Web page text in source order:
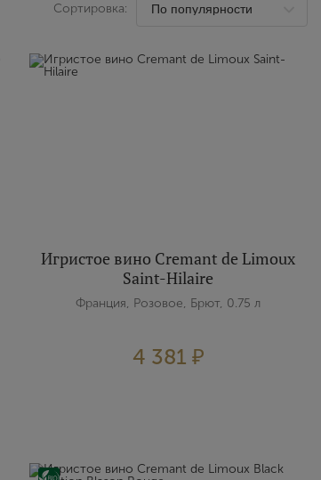
Сортировка:
Игристое вино Cremant de Limoux
Saint-Hilaire
Франция, Розовое, Брют, 0.75 л
4 381 ₽